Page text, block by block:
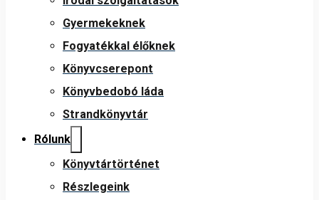
Gyermekeknek
Fogyatékkal élőknek
Könyvcserepont
Könyvbedobó láda
Strandkönyvtár
Rólunk
Könyvtártörténet
Részlegeink